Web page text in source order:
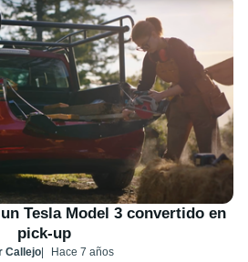
Tesla Model 3 convertido en
pick-up
Callejo Hace 7 años